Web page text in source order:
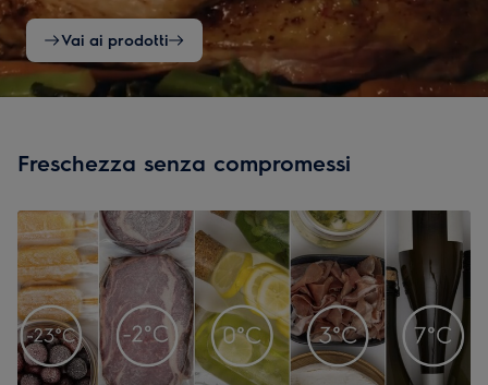
Vai ai prodotti
Freschezza senza compromessi